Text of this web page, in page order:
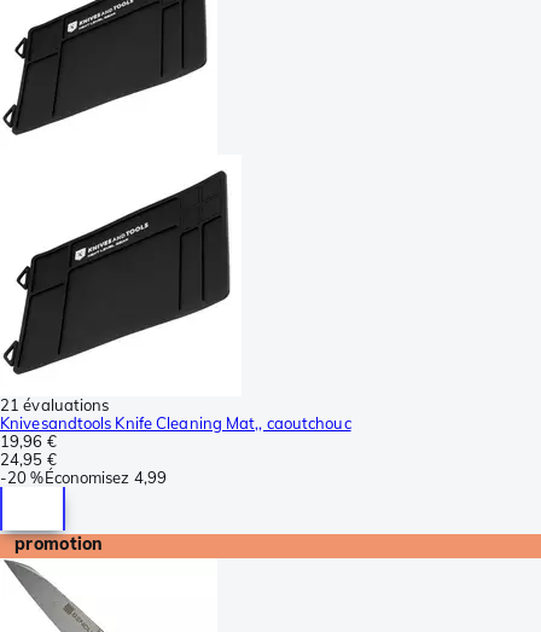
21 évaluations
Knivesandtools Knife Cleaning Mat,, caoutchouc
19,96 €
24,95 €
-20 %Économisez 4,99
promotion